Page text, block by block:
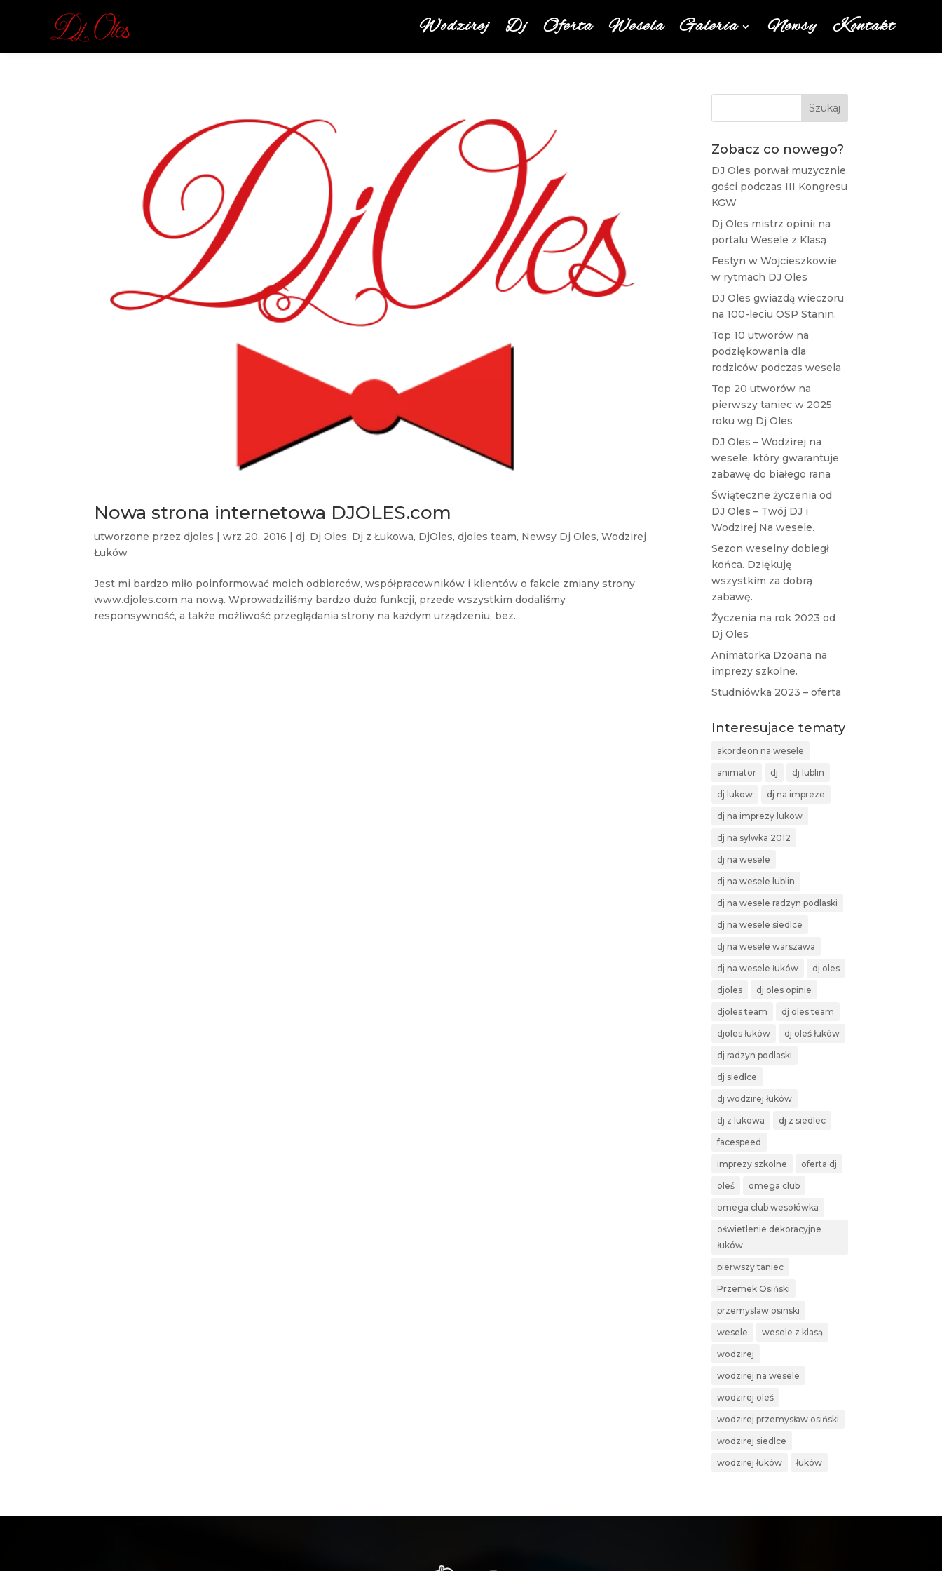
Wodzirej Dj Oferta Wesela Galeria Newsy Kontakt
Nowa strona internetowa DJOLES.com
utworzone przezdjoles |wrz 20, 2016 |dj, Dj Oles, Dj z Łukowa, DjOles,djoles team, Newsy Dj Oles,Wodzirej
Łuków
Jest mi bardzo miło poinformować moich odbiorców, współpracowników i klientów o fakcie zmiany strony
www.djoles.com na nową. Wprowadziliśmy bardzo dużo funkcji, przede wszystkim dodaliśmy
responsywność, a także możliwość przeglądania strony na każdym urządzeniu, bez...
Szukaj
Zobacz co nowego?
DJ Oles porwał muzycznie
gości podczas III Kongresu
KGW
Dj Oles mistrz opinii na
portalu Wesele z Klasą
Festyn w Wojcieszkowie
w rytmach DJ Oles
DJ Oles gwiazdą wieczoru
na 100-leciu OSP Stanin.
Top 10 utworów na
podziękowania dla
rodziców podczas wesela
Top 20 utworów na
pierwszy taniec w 2025
roku wg Dj Oles
DJ Oles – Wodzirej na
wesele, który gwarantuje
zabawę do białego rana
Świąteczne życzenia od
DJ Oles – Twój DJ i
Wodzirej Na wesele.
Sezon weselny dobiegł
końca. Dziękuję
wszystkim za dobrą
zabawę.
Życzenia na rok 2023 od
Dj Oles
Animatorka Dzoana na
imprezy szkolne.
Studniówka 2023 – oferta
Interesujace tematy
akordeon na wesele
animator dj dj lublin
dj lukow dj na impreze
dj na imprezy lukow
dj na sylwka 2012
dj na wesele
dj na wesele lublin
dj na wesele radzyn podlaski
dj na wesele siedlce
dj na wesele warszawa
dj na wesele łuków dj oles
djoles dj oles opinie
djoles team dj oles team
djoles łuków dj oleś łuków
dj radzyn podlaski
dj siedlce
dj wodzirej łuków
dj z lukowa dj z siedlec
facespeed
imprezy szkolne oferta dj
oleś omega club
omega club wesołówka
oświetlenie dekoracyjne
łuków
pierwszy taniec
Przemek Osiński
przemyslaw osinski
wesele wesele z klasą
wodzirej
wodzirej na wesele
wodzirej oleś
wodzirej przemysław osiński
wodzirej siedlce
wodzirej łuków łuków